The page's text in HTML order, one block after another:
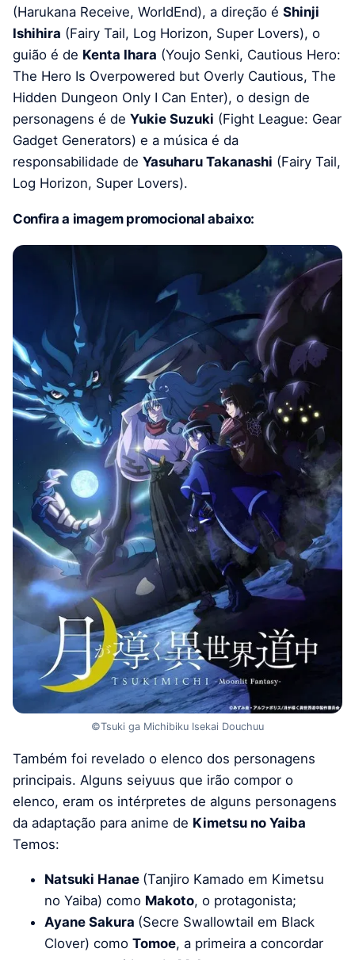
(Harukana Receive, WorldEnd), a direção é Shinji
Ishihira (Fairy Tail, Log Horizon, Super Lovers), o
guião é de Kenta Ihara (Youjo Senki, Cautious Hero:
The Hero Is Overpowered but Overly Cautious, The
Hidden Dungeon Only I Can Enter), o design de
personagens é de Yukie Suzuki (Fight League: Gear
Gadget Generators) e a música é da
responsabilidade de Yasuharu Takanashi (Fairy Tail,
Log Horizon, Super Lovers).
Confira a imagem promocional abaixo:
©Tsuki ga Michibiku Isekai Douchuu
Também foi revelado o elenco dos personagens
principais. Alguns seiyuus que irão compor o
elenco, eram os intérpretes de alguns personagens
da adaptação para anime de Kimetsu no Yaiba
Temos:
Natsuki Hanae (Tanjiro Kamado em Kimetsu
no Yaiba) como Makoto, o protagonista;
Ayane Sakura (Secre Swallowtail em Black
Clover) como Tomoe, a primeira a concordar